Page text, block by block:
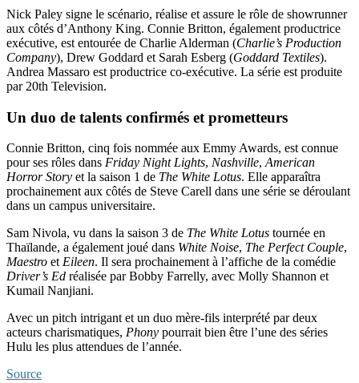
Nick Paley signe le scénario, réalise et assure le rôle de showrunner
aux côtés d’Anthony King. Connie Britton, également productrice
exécutive, est entourée de Charlie Alderman (Charlie’s Production
Company), Drew Goddard et Sarah Esberg (Goddard Textiles).
Andrea Massaro est productrice co-exécutive. La série est produite
par 20th Television.
Un duo de talents confirmés et prometteurs
Connie Britton, cinq fois nommée aux Emmy Awards, est connue
pour ses rôles dans Friday Night Lights, Nashville, American
Horror Story et la saison 1 de The White Lotus. Elle apparaîtra
prochainement aux côtés de Steve Carell dans une série se déroulant
dans un campus universitaire.
Sam Nivola, vu dans la saison 3 de The White Lotus tournée en
Thaïlande, a également joué dans White Noise, The Perfect Couple,
Maestro et Eileen. Il sera prochainement à l’affiche de la comédie
Driver’s Ed réalisée par Bobby Farrelly, avec Molly Shannon et
Kumail Nanjiani.
Avec un pitch intrigant et un duo mère-fils interprété par deux
acteurs charismatiques, Phony pourrait bien être l’une des séries
Hulu les plus attendues de l’année.
Source